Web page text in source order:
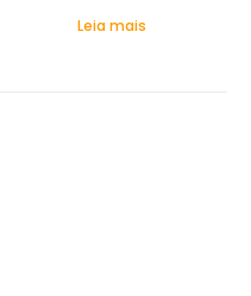
Leia mais